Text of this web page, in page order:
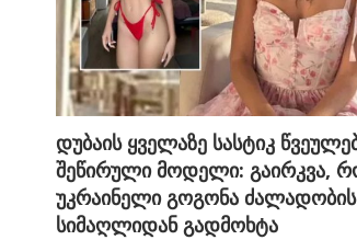
დუბაის ყველაზე სასტიკ
შეწირული მოდელი: გაირკვა,
უკრაინელი გოგონა
სიმაღლიდან გადმოხტა